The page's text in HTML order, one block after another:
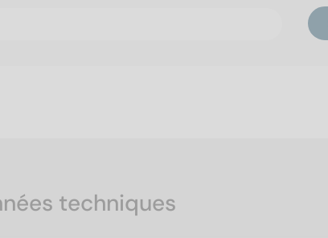
techniques